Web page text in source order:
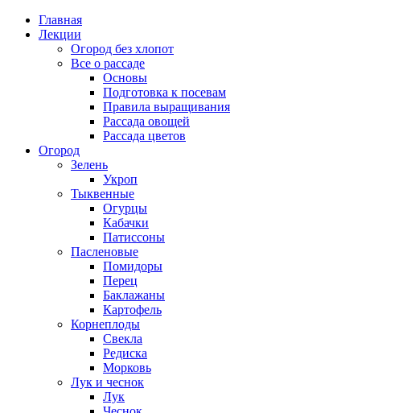
Главная
Лекции
Огород без хлопот
Все о рассаде
Основы
Подготовка к посевам
Правила выращивания
Рассада овощей
Рассада цветов
Огород
Зелень
Укроп
Тыквенные
Огурцы
Кабачки
Патиссоны
Пасленовые
Помидоры
Перец
Баклажаны
Картофель
Корнеплоды
Свекла
Редиска
Морковь
Лук и чеснок
Лук